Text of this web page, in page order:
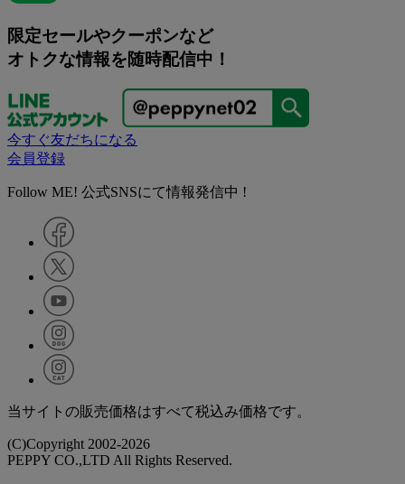
限定セールやクーポンなど
オトクな情報を随時配信中！
今すぐ友だちになる
会員登録
Follow ME! 公式SNSにて情報発信中 !
当サイトの販売価格はすべて税込み価格です。
(C)Copyright 2002-2026
PEPPY CO.,LTD All Rights Reserved.